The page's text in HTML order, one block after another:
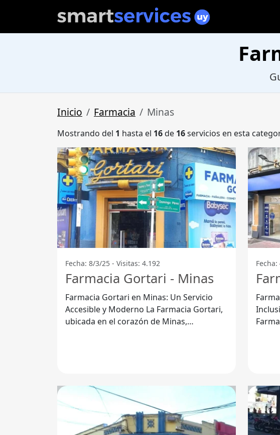
Inicio Farmacia Minas
Mostrando del 1 hasta el 16de 16servicios en esta
Fecha: 8/3/25 - Visitas: 4.192
Farmacia Gortari - Minas
Farmacia Gortari en Minas: Un Servicio
Accesible y Moderno La Farmacia Gortari,
ubicada en el corazón de Minas,
Inclusivo